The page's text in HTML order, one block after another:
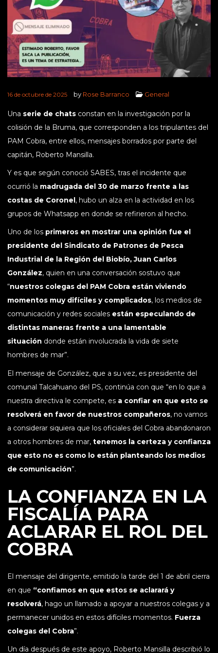
16 de octubre de 2025 by Rose Barranco General
Una serie de chats constan en la investigación por la
colisión de la Bruma, que corresponden a los tripulantes del
PAM Cobra, entre ellos, mensajes borrados por parte del
capitán, Roberto Mansilla.
Y es que según conoció SABES, tras el incidente que
ocurrió la madrugada del 30 de marzo frente a las
costas de Coronel, hubo un alza en la actividad en los
grupos de Whatsapp en donde se refirieron al hecho.
Uno de los primeros en mostrar una opinión fue el
presidente del Sindicato de Patrones de Pesca
Industrial de la Región del Biobío, Juan Carlos
González, quien en una conversación sostuvo que
“nuestros colegas del PAM Cobra están viviendo
momentos muy difíciles y complicados, los medios de
comunicación y redes sociales están especulando de
distintas maneras frente a una lamentable
situación donde están involucrada la vida de siete
hombres de mar”.
El mensaje de González, que a su vez, es presidente del
comunal Talcahuano del PS, continúa con que “en lo que a
nuestra directiva le compete, es a confiar en que esto se
resolverá en favor de nuestros compañeros, no vamos
a considerar siquiera que los oficiales del Cobra abandonaron
a otros hombres de mar, tenemos la certeza y confianza
que esto no es como lo están planteando los medios
de comunicación”.
LA CONFIANZA EN LA
FISCALÍA PARA
ACLARAR EL ROL DEL
COBRA
El mensaje del dirigente, emitido la tarde del 1 de abril cierra
en que “confiamos en que estos se aclarará y
resolverá, hago un llamado a apoyar a nuestros colegas y a
permanecer unidos en estos difíciles momentos. Fuerza
colegas del Cobra”.
Un día después de este apoyo, Roberto Mansilla describió lo